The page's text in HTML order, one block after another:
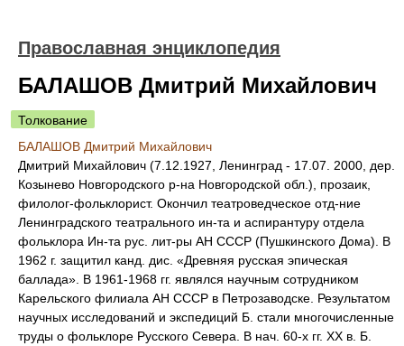
Православная энциклопедия
БАЛАШОВ Дмитрий Михайлович
Толкование
БАЛАШОВ Дмитрий Михайлович
Дмитрий Михайлович (7.12.1927, Ленинград - 17.07. 2000, дер.
Козынево Новгородского р-на Новгородской обл.), прозаик,
филолог-фольклорист. Окончил театроведческое отд-ние
Ленинградского театрального ин-та и аспирантуру отдела
фольклора Ин-та рус. лит-ры АН СССР (Пушкинского Дома). В
1962 г. защитил канд. дис. «Древняя русская эпическая
баллада». В 1961-1968 гг. являлся научным сотрудником
Карельского филиала АН СССР в Петрозаводске. Результатом
научных исследований и экспедиций Б. стали многочисленные
труды о фольклоре Русского Севера. В нач. 60-х гг. ХХ в. Б.